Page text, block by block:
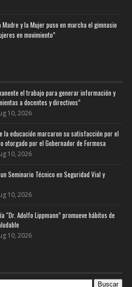
Madre y la Mujer puso en marcha el gimnasio
en movimiento”
el trabajo para generar información y
a docentes y directivos”
10, 2026
la educación marcaron su satisfacción por el
otorgado por el Gobernador de Formosa
10, 2026
Seminario Técnico en Seguridad Vial y
10, 2026
“Dr. Adolfo Lippmann” promueve hábitos de
10, 2026